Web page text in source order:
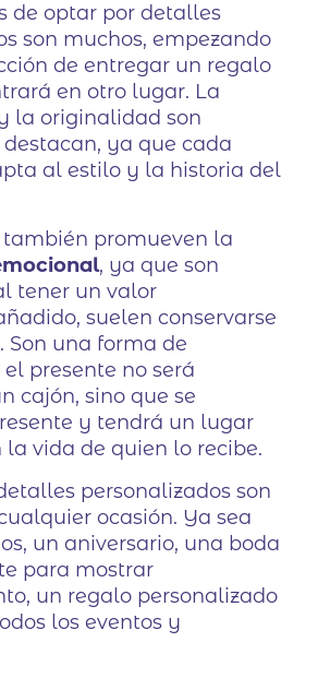
de optar por detalles
son muchos, empezando
de entregar un regalo
en otro lugar. La
la originalidad son
ya que cada
al estilo y la historia del
también promueven la
, ya que son
tener un valor
suelen conservarse
Son una forma de
presente no será
cajón, sino que se
y tendrá un lugar
la vida de quien lo recibe.
personalizados son
ocasión. Ya sea
un aniversario, una boda
para mostrar
un regalo personalizado
los eventos y